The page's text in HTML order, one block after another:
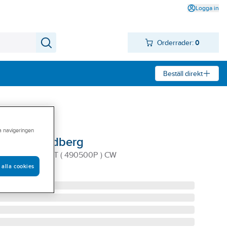
Logga in
Orderrader: 0
Beställ direkt
CW Lundberg
VIT ( 490500P ) CW
navigeringen
alla cookies